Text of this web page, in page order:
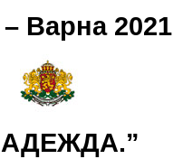
Варна 2021